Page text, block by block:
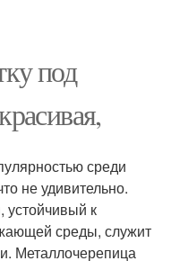
под
среди
не удивительно.
устойчивый к
среды, служит
Металлочерепица